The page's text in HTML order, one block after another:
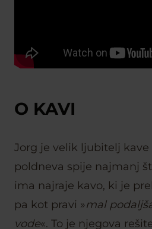
O KAVI
Jorg je velik ljubitelj kave
poldneva spije najmanj
ima najraje kavo, ki je
pa kot pravi »mal
vode«. To je njegova